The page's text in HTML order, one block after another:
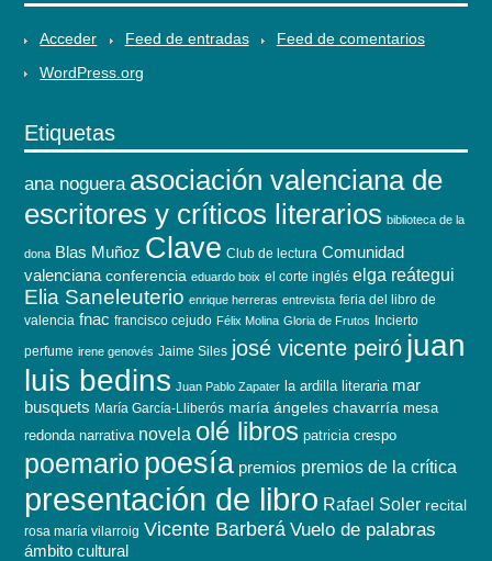
Acceder Feed de entradas
Feed de comentarios
WordPress.org
Etiquetas
ana noguera asociación valenciana de
escritores y críticos literarios biblioteca de la
dona Blas Muñoz Clave Club de lectura Comunidad
valenciana conferencia eduardo boix el corte inglés elga reátegui
Elia Saneleuterio enrique herreras entrevista feria del libro de
valencia fnac francisco cejudo Félix Molina Gloria de Frutos Incierto
perfume irene genovés Jaime Siles josé vicente peiró juan
luis bedins Juan Pablo Zapater la ardilla literaria mar
busquets María García-Lliberós maría ángeles chavarría mesa
redonda narrativa novela olé libros patricia crespo
poemario poesía premios premios de la crítica
presentación de libro Rafael Soler recital
rosa maría vilarroig Vicente Barberá Vuelo de palabras
ámbito cultural